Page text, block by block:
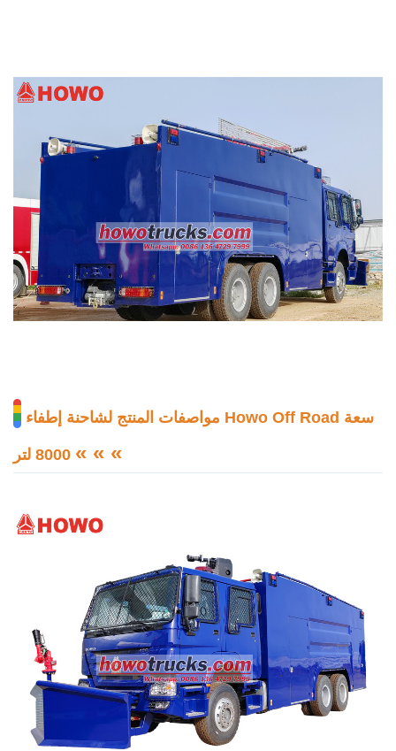
مواصفات المنتج لشاحنة إطفاء Howo Off Road سعة
8000 لتر « « «